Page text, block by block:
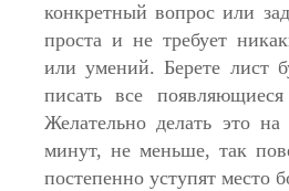
конкретный вопрос или
проста и не требует
или умений. Берете лист
писать все
Желательно делать это
минут, не меньше, так
постепенно уступят место